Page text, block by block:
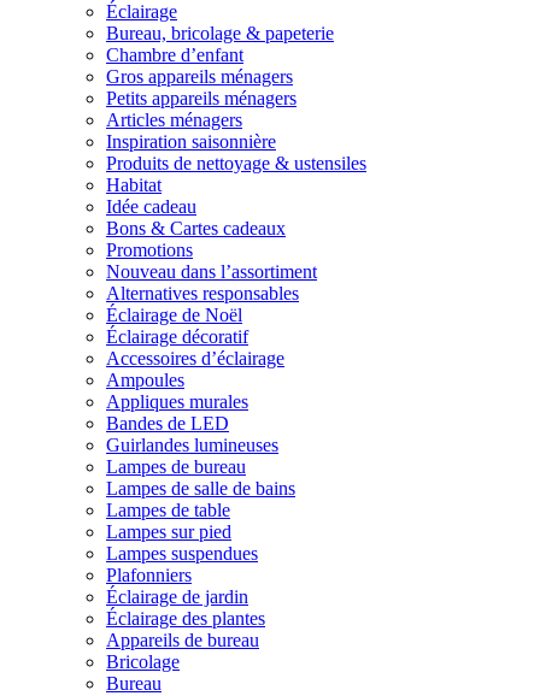
Éclairage
Bureau, bricolage & papeterie
Chambre d’enfant
Gros appareils ménagers
Petits appareils ménagers
Articles ménagers
Inspiration saisonnière
Produits de nettoyage & ustensiles
Habitat
Idée cadeau
Bons & Cartes cadeaux
Promotions
Nouveau dans l’assortiment
Alternatives responsables
Éclairage de Noël
Éclairage décoratif
Accessoires d’éclairage
Ampoules
Appliques murales
Bandes de LED
Guirlandes lumineuses
Lampes de bureau
Lampes de salle de bains
Lampes de table
Lampes sur pied
Lampes suspendues
Plafonniers
Éclairage de jardin
Éclairage des plantes
Appareils de bureau
Bricolage
Bureau